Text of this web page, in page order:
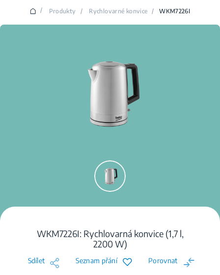
/ Produkty / Rychlovarné konvice / WKM7226I
WKM7226I: Rychlovarná konvice (1,7 l,
2200 W)
Sdílet Seznam přání Porovnat